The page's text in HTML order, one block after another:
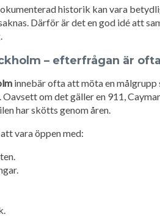
historik kan vara
Därför är det en god idé att
– efterfrågan är
innebär ofta att möta en
om det gäller en 911,
har skötts genom åren.
vara öppen med: